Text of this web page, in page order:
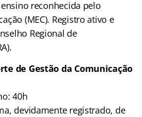
reconhecida pelo
(MEC). Registro ativo e
Regional de
de Gestão da Comunicação
40h
devidamente registrado, de